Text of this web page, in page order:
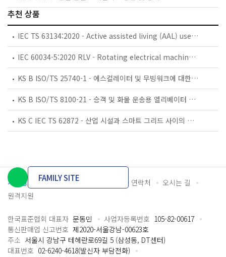
추천 상품
IEC TS 63134:2020 - Active assisted living (AAL) use cases
IEC 60034-5:2020 RLV - Rotating electrical machines - Part 5: Degrees of protection provided by the integral design of rotating electrical machines (IP code) - Classification
KS B ISO/TS 25740-1 - 에스컬레이터 및 무빙워크에 대한 안전요건 — 제1부: 세계공통 필수 안전요건(GESRs)
KS B ISO/TS 8100-21 - 승객 및 화물 운송용 엘리베이터 —제21부: 세계공통 필수안전요건(GESRs)을 충족하는 세계공통 안전 파라미터(GSPs)
KS C IEC TS 62872 - 산업 시설과 스마트 그리드 사이의 산업 공정 측정, 제어 및 자동화 시스템 인터페이스
개인정보처리방침 이용약관 담당자 연락처
오시는 길
원격지원
FAMILY SITE
한국표준협회 대표자 문동민 사업자등록번호 105-82-00617
통신판매업 신고번호 제2020-서울강남-00623호
주소 서울시 강남구 테헤란로69길 5 (삼성동, DT센터)
대표번호 02-6240-4618(발신자 부담전화)